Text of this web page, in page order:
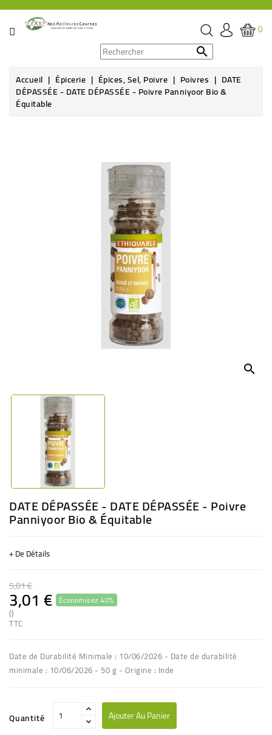
CATÉGORIE
ÉPICERIE
THÉ,
0

Accueil Épicerie Épices, Sel, Poivre Poivres DATE
DÉPASSÉE - DATE DÉPASSÉE - Poivre Panniyoor Bio &
Équitable
search
DATE DÉPASSÉE - DATE DÉPASSÉE - Poivre
Panniyoor Bio & Équitable
+ De Détails
5,01 €
3,01 € Économisez 40%
()
TTC
Date de Durabilité Minimale : 10/06/2026 - Date de durabilité
minimale : 10/06/2026 - 50 g - Origine : Inde
Quantité Ajouter Au Panier